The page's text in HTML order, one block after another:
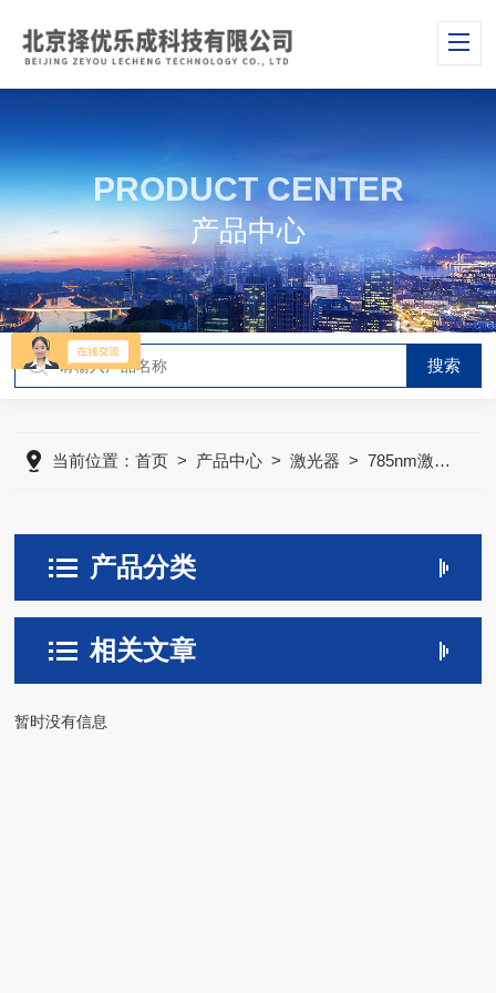
PRODUCT CENTER
产品中心
当前位置：首页 > 产品中心 >激光器 >785nm激光器
产品分类
相关文章
暂时没有信息